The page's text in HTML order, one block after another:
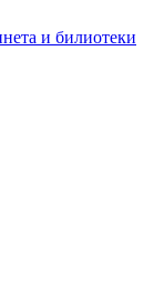
и билиотеки